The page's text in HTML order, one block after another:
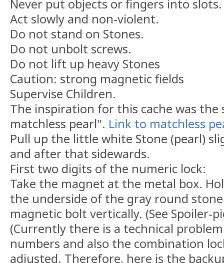
Never put objects or fingers into slots.
Act slowly and non-violent.
Do not stand on Stones.
Do not unbolt screws.
Do not lift up heavy Stones
Caution: strong magnetic fields
Supervise Children.
The inspiration for this cache was
matchless pearl". Link to matchless
Pull up the little white Stone (pearl)
and after that sidewards.
First two digits of the numeric lock:
Take the magnet at the metal box.
the underside of the gray round
magnetic bolt vertically. (See Spoiler-
(Currently there is a technical
numbers and also the combination
adjusted. Therefore, here is the